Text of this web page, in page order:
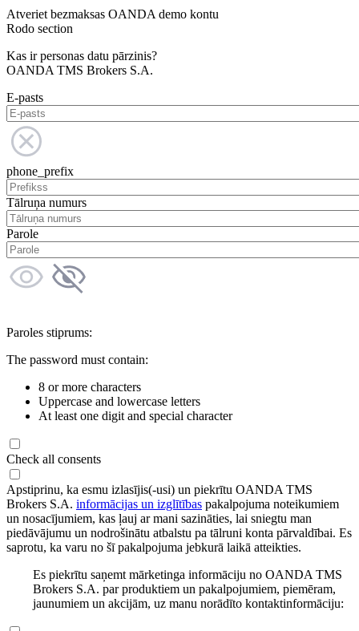
Atveriet bezmaksas OANDA demo kontu
Rodo section
Kas ir personas datu pārzinis?
OANDA TMS Brokers S.A.
E-pasts
phone_prefix
Tālruņa numurs
Parole
Paroles stiprums:
The password must contain:
8 or more characters
Uppercase and lowercase letters
At least one digit and special character
Check all consents
Apstiprinu, ka esmu izlasījis(-usi) un piekrītu OANDA TMS
Brokers S.A. informācijas un izglītības pakalpojuma noteikumiem
un nosacījumiem, kas ļauj ar mani sazināties, lai sniegtu man
piedāvājumu un nodrošinātu atbalstu pa tālruni konta pārvaldībai. Es
saprotu, ka varu no šī pakalpojuma jebkurā laikā atteikties.
Es piekrītu saņemt mārketinga informāciju no OANDA TMS
Brokers S.A. par produktiem un pakalpojumiem, piemēram,
jaunumiem un akcijām, uz manu norādīto kontaktinformāciju: